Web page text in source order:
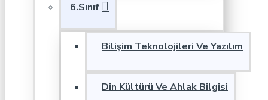
6.Sınıf
Bilişim Teknolojileri Ve Yazılım
Din Kültürü Ve Ahlak Bilgisi